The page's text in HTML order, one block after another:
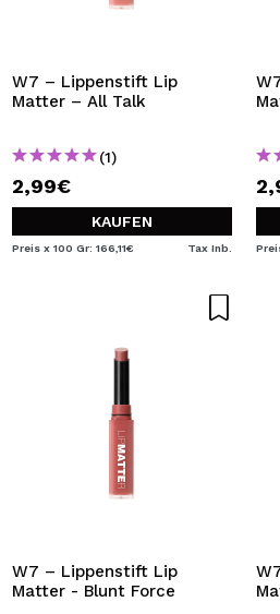
W7 – Lippenstift Lip
Matter – All Talk
(1)
2,99€
KAUFEN
Preis x 100 Gr: 166,11€ Tax Inb.
W7 – Lippenstift Lip
Matter - Blunt Force